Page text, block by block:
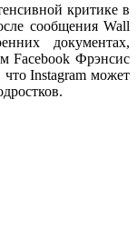
критике в
сообщения Wall
документах,
Facebook Фрэнсис
Instagram может